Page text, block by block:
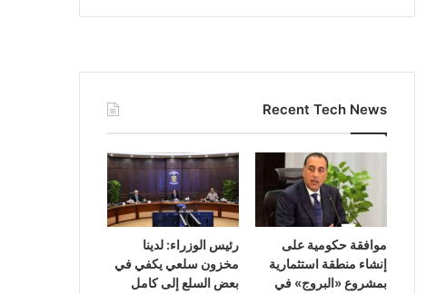
Recent Tech News
موافقة حكومية على
إنشاء منطقة استثمارية
بمشروع «البروج» في
رئيس الوزراء: لدينا
مخزون سلعي يكفي في
بعض السلع إلى كامل